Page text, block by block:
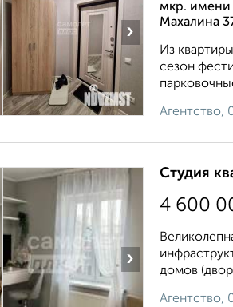
›
мкр. имени
Махалина
Из
сезон
Агентство,
›
Студия
4 600
домов
Агентство,